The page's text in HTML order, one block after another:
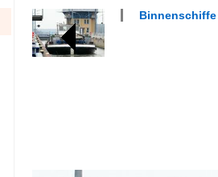
Binnenschiffe